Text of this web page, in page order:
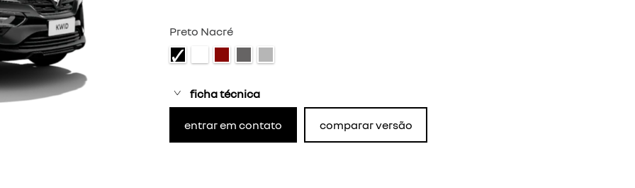
Preto Nacré
ficha técnica
entrar em contato comparar versão